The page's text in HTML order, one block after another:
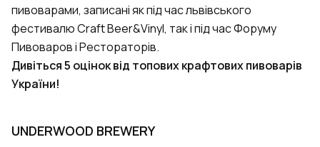
пивоварами, записані як під час львівського
фестивалю Craft Beer&Vinyl, так і під час Форуму
Пивоваров і Рестораторів.
Дивіться 5 оцінок від топових крафтових пивоварів
України!
UNDERWOOD BREWERY